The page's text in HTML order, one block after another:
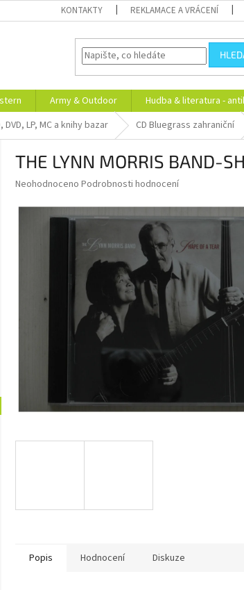
KONTAKTY REKLAMACE A VRÁCENÍ
Army & Outdoor Hudba & literatura -
LP, MC a knihy bazar CD Bluegrass zahraniční
THE LYNN MORRIS BAND-
Průměrné
produktu
Neohodnoceno Podrobnosti hodnocení
Popis Hodnocení Diskuze